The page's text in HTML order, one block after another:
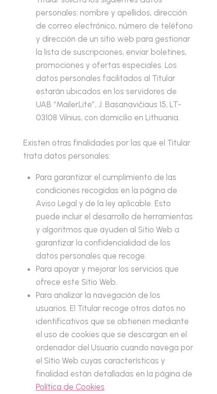
personales: nombre y apellidos, dirección
de correo electrónico, número de teléfono
y dirección de un sitio web para gestionar
la lista de suscripciones, enviar boletines,
promociones y ofertas especiales. Los
datos personales facilitados al Titular
estarán ubicados en los servidores de
UAB “MailerLite”, J. Basanavičiaus 15, LT-
03108 Vilnius, con domicilio en Lithuania.
Existen otras finalidades por las que el Titular
trata datos personales:
Para garantizar el cumplimiento de las
condiciones recogidas en la página de
Aviso Legal y de la ley aplicable. Esto
puede incluir el desarrollo de herramientas
y algoritmos que ayuden al Sitio Web a
garantizar la confidencialidad de los
datos personales que recoge.
Para apoyar y mejorar los servicios que
ofrece este Sitio Web.
Para analizar la navegación de los
usuarios. El Titular recoge otros datos no
identificativos que se obtienen mediante
el uso de cookies que se descargan en el
ordenador del Usuario cuando navega por
el Sitio Web cuyas características y
finalidad están detalladas en la página de
Política de Cookies.